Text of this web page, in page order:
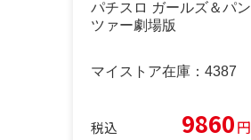
パチスロ ガールズ＆パン
ツァー劇場版
マイストア在庫： 4387
税込 9860円